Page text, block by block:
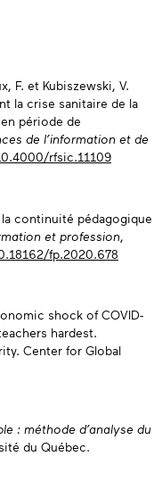
F. et Kubiszewski, V.
la crise sanitaire de la
période de
de l’information et de
rfsic.11109
continuité pédagogique
et profession,
fp.2020.678
shock of COVID-
hardest.
Center for Global
: méthode d’analyse du
du Québec.